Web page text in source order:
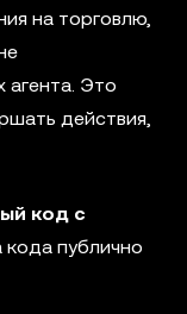
на торговлю,
агента. Это
действия,
код с
публично